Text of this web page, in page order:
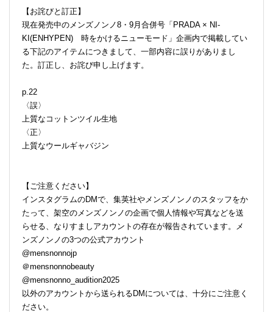
【お詫びと訂正】
現在発売中のメンズノンノ8・9月合併号「PRADA × NI-
KI(ENHYPEN) 時をかけるニューモード」企画内で掲載してい
る下記のアイテムにつきまして、一部内容に誤りがありまし
た。訂正し、お詫び申し上げます。
p.22
〈誤〉
上質なコットンツイル生地
〈正〉
上質なウールギャバジン
【ご注意ください】
インスタグラムのDMで、集英社やメンズノンノのスタッフをか
たって、架空のメンズノンノの企画で個人情報や写真などを送
らせる、なりすましアカウントの存在が報告されています。メ
ンズノンノの3つの公式アカウント
@mensnonnojp
＠mensnonnobeauty
@mensnonno_audition2025
以外のアカウントから送られるDMについては、十分にご注意く
ださい。